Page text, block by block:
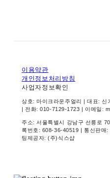
이용약관
개인정보처리방침
사업자정보확인
상호: 마이크라운주얼리 | 대표:
| 전화: 010-7129-1723 | 이메일:
주소: 서울특별시 강남구 선릉로
록번호: 608-36-40519 | 통신판매:
팅제공자: (주)식스샵